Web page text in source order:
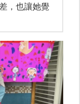
，也讓她覺